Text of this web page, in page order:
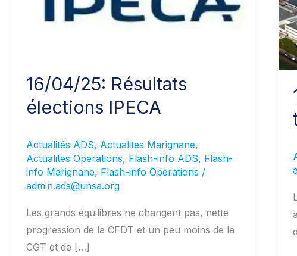
16/04/25: Résultats
élections IPECA
Actualités ADS, Actualites Marignane,
Actualites Operations, Flash-info ADS, Flash-
info Marignane, Flash-info Operations /
admin.ads@unsa.org
Les grands équilibres ne changent pas, nette
progression de la CFDT et un peu moins de la
CGT et de […]